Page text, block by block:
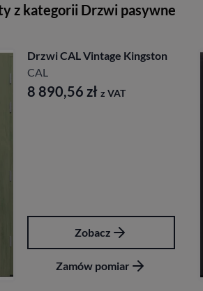
z kategorii Drzwi pasywne
Drzwi CAL Rycerska
CAL
Zobacz
Zamów pomiar